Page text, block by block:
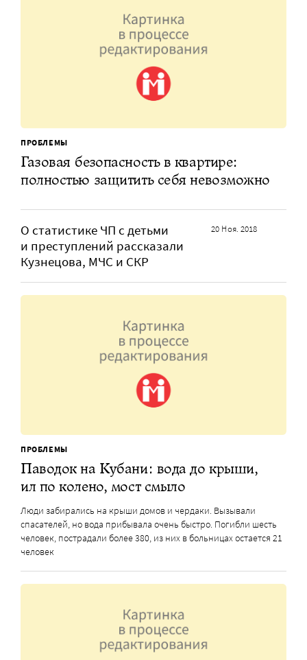
ПРОБЛЕМЫ
Газовая безопасность в квартире:
полностью защитить себя невозможно
О статистике ЧП с детьми
и преступлений рассказали
Кузнецова, МЧС и СКР
20 Ноя. 2018
ПРОБЛЕМЫ
Паводок на Кубани: вода до крыши,
ил по колено, мост смыло
Люди забирались на крыши домов и чердаки. Вызывали
спасателей, но вода прибывала очень быстро. Погибли шесть
человек, пострадали более 380, из них в больницах остается 21
человек